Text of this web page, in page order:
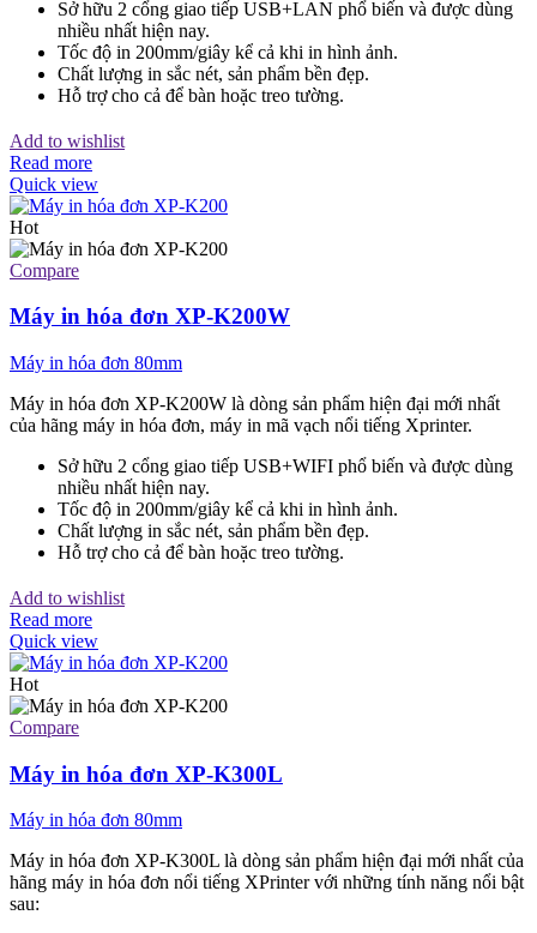
Sở hữu 2 cổng giao tiếp USB+LAN phổ biến và được dùng
nhiều nhất hiện nay.
Tốc độ in 200mm/giây kể cả khi in hình ảnh.
Chất lượng in sắc nét, sản phẩm bền đẹp.
Hỗ trợ cho cả để bàn hoặc treo tường.
Add to wishlist
Read more
Quick view
Hot
Compare
Máy in hóa đơn XP-K200W
Máy in hóa đơn 80mm
Máy in hóa đơn XP-K200W là dòng sản phẩm hiện đại mới nhất
của hãng máy in hóa đơn, máy in mã vạch nổi tiếng Xprinter.
Sở hữu 2 cổng giao tiếp USB+WIFI phổ biến và được dùng
nhiều nhất hiện nay.
Tốc độ in 200mm/giây kể cả khi in hình ảnh.
Chất lượng in sắc nét, sản phẩm bền đẹp.
Hỗ trợ cho cả để bàn hoặc treo tường.
Add to wishlist
Read more
Quick view
Hot
Compare
Máy in hóa đơn XP-K300L
Máy in hóa đơn 80mm
Máy in hóa đơn XP-K300L là dòng sản phẩm hiện đại mới nhất của
hãng máy in hóa đơn nổi tiếng XPrinter với những tính năng nổi bật
sau: